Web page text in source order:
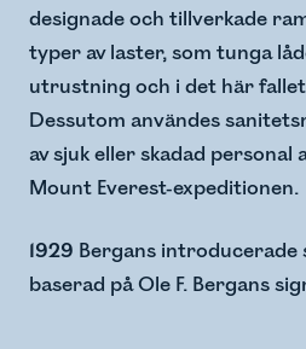
designade och tillverkade
typer av laster, som tunga
utrustning och i det här
Dessutom användes
av sjuk eller skadad personal
Mount Everest-expeditionen.
1929 Bergans
baserad på Ole F. Bergans